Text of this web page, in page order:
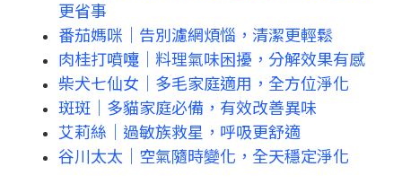
更省事
番茄媽咪｜告別濾網煩惱，清潔更輕鬆
肉桂打噴嚏｜料理氣味困擾，分解效果有感
柴犬七仙女｜多毛家庭適用，全方位淨化
斑斑｜多貓家庭必備，有效改善異味
艾莉絲｜過敏族救星，呼吸更舒適
谷川太太｜空氣隨時變化，全天穩定淨化